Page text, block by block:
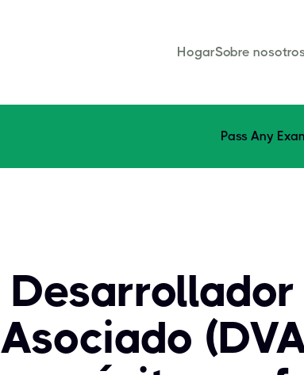
HogarSobre
Pass Any
Asociado